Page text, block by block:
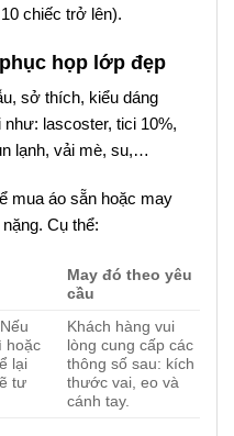
chiếc trở lên).
họp lớp đẹp
sở thích, kiểu dáng
lascoster, tici 10%,
lạnh, vải mè, su,…
mua áo sẵn hoặc may
Cụ thể:
May đó theo yêu
cầu
Nếu
hoặc
lại
tư
Khách hàng vui
lòng cung cấp các
thông số sau: kích
thước vai, eo và
cánh tay.